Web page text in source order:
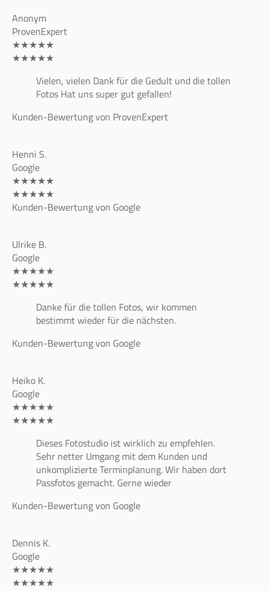
Anonym
ProvenExpert
★★★★★
★★★★★
Vielen, vielen Dank für die Gedult und die tollen
Fotos Hat uns super gut gefallen!
Kunden-Bewertung von ProvenExpert
Henni S.
Google
★★★★★
★★★★★
Kunden-Bewertung von Google
Ulrike B.
Google
★★★★★
★★★★★
Danke für die tollen Fotos, wir kommen
bestimmt wieder für die nächsten.
Kunden-Bewertung von Google
Heiko K.
Google
★★★★★
★★★★★
Dieses Fotostudio ist wirklich zu empfehlen.
Sehr netter Umgang mit dem Kunden und
unkomplizierte Terminplanung. Wir haben dort
Passfotos gemacht. Gerne wieder
Kunden-Bewertung von Google
Dennis K.
Google
★★★★★
★★★★★